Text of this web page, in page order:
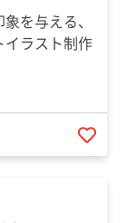
を与える、
イラスト制作
いいね